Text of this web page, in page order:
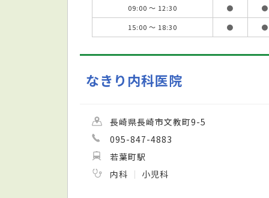
09:00 ～ 12:30
●
●
15:00 ～ 18:30
● ●
なきり内科医院
長崎県長崎市文教町9-5
095-847-4883
若葉町駅
内科
小児科